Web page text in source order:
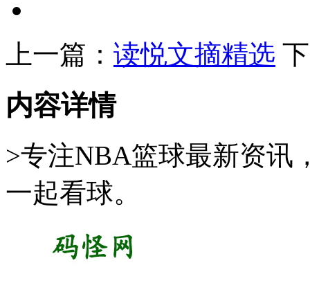
上一篇： 读悦文摘精选
内容详情
>专注NBA篮球最新资讯
一起看球。